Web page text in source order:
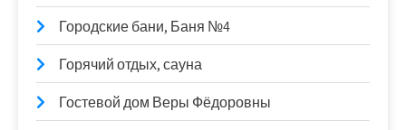
Городские бани, Баня №4
Горячий отдых, сауна
Гостевой дом Веры Фёдоровны